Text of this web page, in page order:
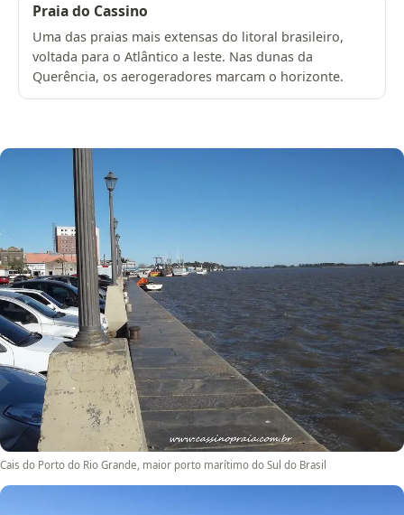
Praia do Cassino
Uma das praias mais extensas do litoral brasileiro,
voltada para o Atlântico a leste. Nas dunas da
Querência, os aerogeradores marcam o horizonte.
Cais do Porto do Rio Grande, maior porto marítimo do Sul do Brasil